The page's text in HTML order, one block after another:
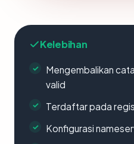
Kelebihan
Mengembalikan
valid
Terdaftar pada
Konfigurasi